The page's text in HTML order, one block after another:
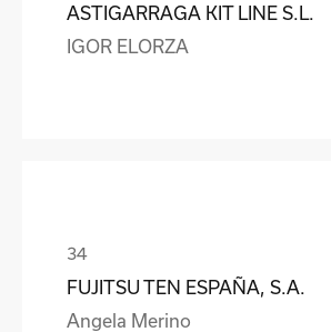
ASTIGARRAGA KIT LINE S.L.
IGOR ELORZA
FUJITSU TEN ESPAÑA, S.A.
Angela Merino